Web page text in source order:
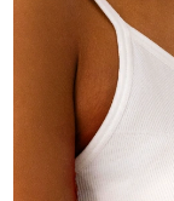
All
All
All
All
All
脫毛
法屬玻里尼西亞